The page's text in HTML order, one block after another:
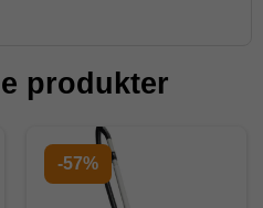
produkter
-57%